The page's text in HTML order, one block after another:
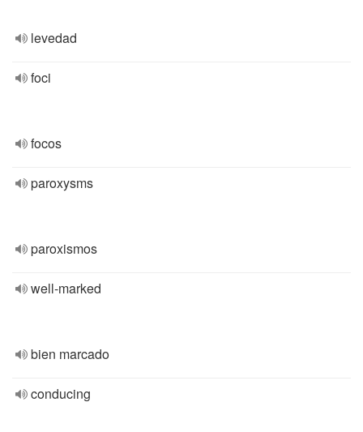
levedad
foci
focos
paroxysms
paroxismos
well-marked
bien marcado
conducing